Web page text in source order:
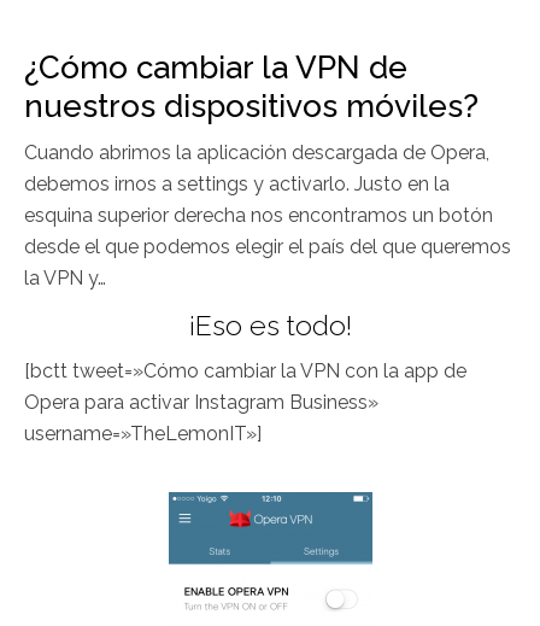
¿Cómo cambiar la VPN de
nuestros dispositivos móviles?
Cuando abrimos la aplicación descargada de Opera,
debemos irnos a settings y activarlo. Justo en la
esquina superior derecha nos encontramos un botón
desde el que podemos elegir el país del que queremos
la VPN y…
¡Eso es todo!
[bctt tweet=»Cómo cambiar la VPN con la app de
Opera para activar Instagram Business»
username=»TheLemonIT»]